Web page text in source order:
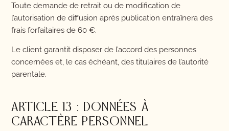
Toute demande de retrait ou de modification de
l’autorisation de diffusion après publication entraînera des
frais forfaitaires de 60 €.
Le client garantit disposer de l’accord des personnes
concernées et, le cas échéant, des titulaires de l’autorité
parentale.
ARTICLE 13 : DONNÉES À
CARACTÈRE PERSONNEL